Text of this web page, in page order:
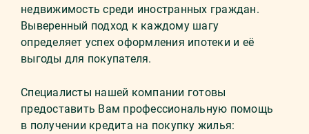
недвижимость среди иностранных граждан.
Выверенный подход к каждому шагу
определяет успех оформления ипотеки и её
выгоды для покупателя.
Специалисты нашей компании готовы
предоставить Вам профессиональную помощь
в получении кредита на покупку жилья: